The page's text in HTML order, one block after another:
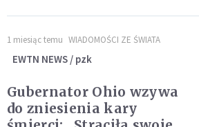
1 miesiąc temu WIADOMOŚCI ZE ŚWIATA
EWTN NEWS / pzk
Gubernator Ohio wzywa
do zniesienia kary